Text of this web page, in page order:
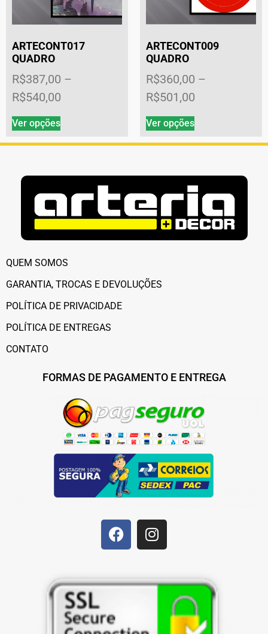
ARTECONT017
QUADRO
R$387,00 –
R$540,00
Ver opções
ARTECONT009
QUADRO
R$360,00 –
R$501,00
Ver opções
QUEM SOMOS
GARANTIA, TROCAS E DEVOLUÇÕES
POLÍTICA DE PRIVACIDADE
POLÍTICA DE ENTREGAS
CONTATO
FORMAS DE PAGAMENTO E ENTREGA